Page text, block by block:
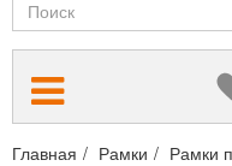
Главная Рамки Рамки